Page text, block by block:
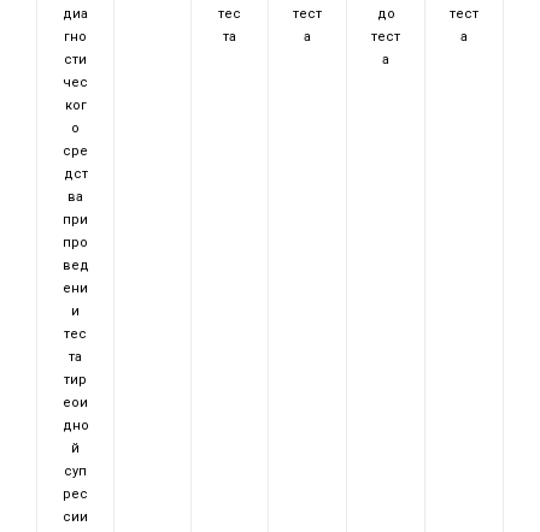
диа
гно
сти
чес
ког
о
сре
дст
ва
при
про
вед
ени
и
тес
та
тир
еои
дно
й
суп
рес
сии
тес
та
тест
а
до
тест
а
тест
а